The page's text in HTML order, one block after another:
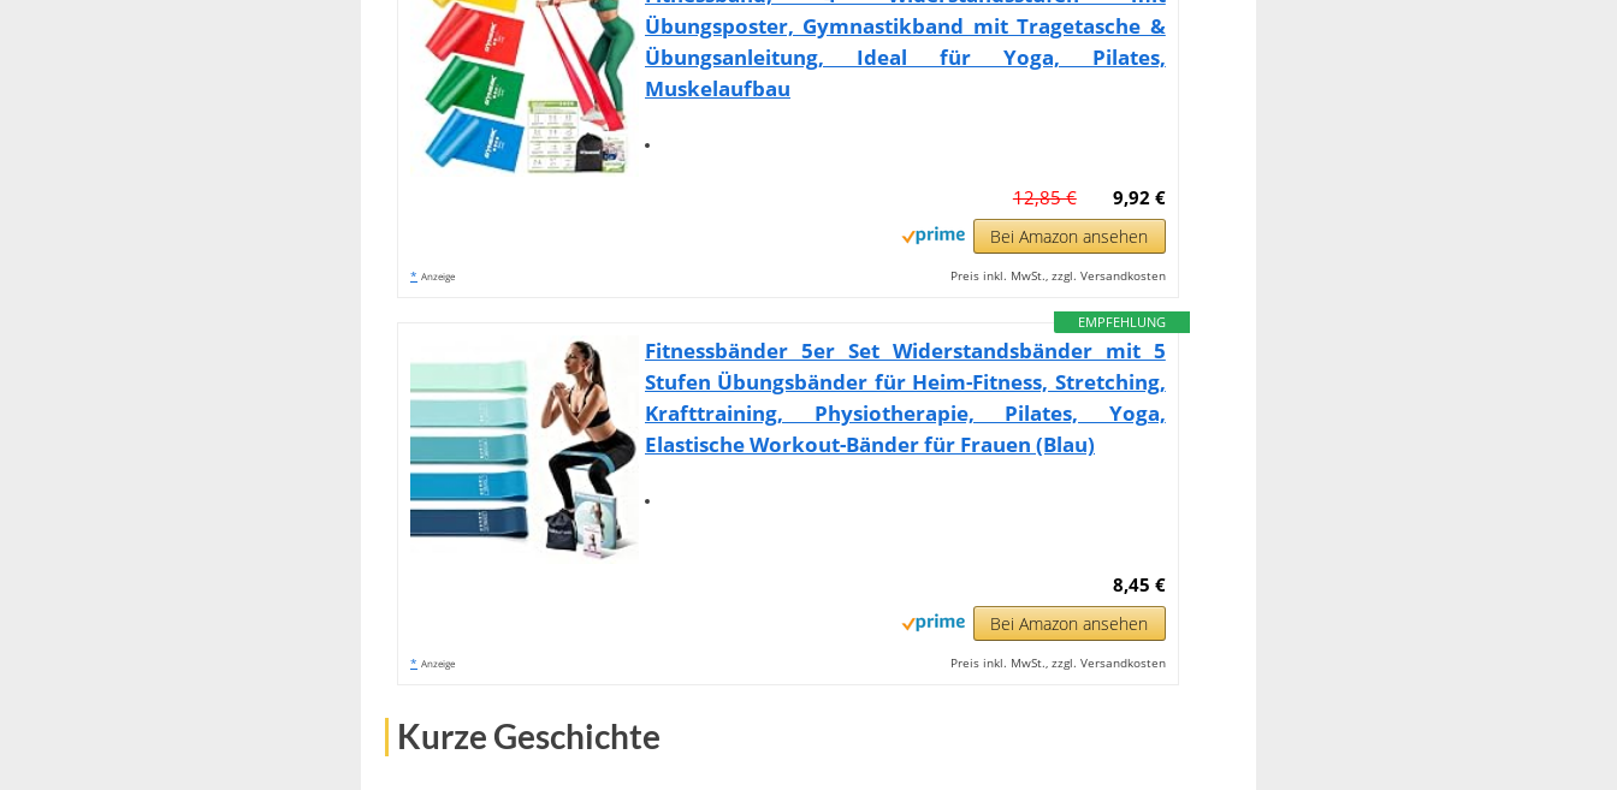
Übungsposter, Gymnastikband mit Tragetasche &
Übungsanleitung, Ideal für Yoga, Pilates,
Muskelaufbau
9,92 €
12,85 €
Bei Amazon ansehen
* Anzeige Preis inkl. MwSt., zzgl. Versandkosten
EMPFEHLUNG
Fitnessbänder 5er Set Widerstandsbänder mit 5
Stufen Übungsbänder für Heim-Fitness, Stretching,
Krafttraining, Physiotherapie, Pilates, Yoga,
Elastische Workout-Bänder für Frauen (Blau)
8,45 €
Bei Amazon ansehen
* Anzeige Preis inkl. MwSt., zzgl. Versandkosten
Kurze Geschichte